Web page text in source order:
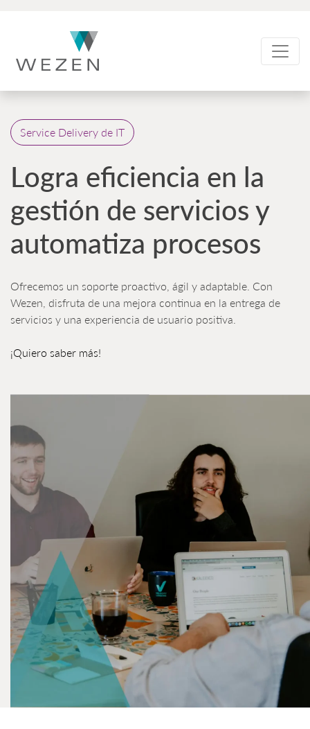
Service Delivery de IT
Logra eficiencia en la
gestión de servicios y
automatiza procesos
Ofrecemos un soporte proactivo, ágil y adaptable. Con
Wezen, disfruta de una mejora continua en la entrega de
servicios y una experiencia de usuario positiva.
¡Quiero saber más!